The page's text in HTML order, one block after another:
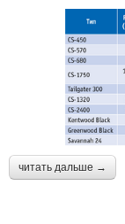
читать дальше →